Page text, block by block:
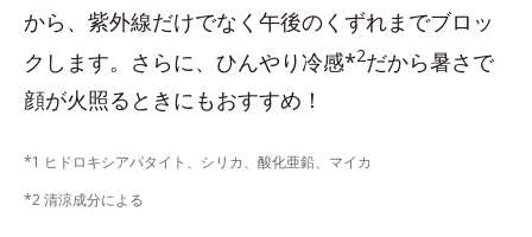
から、紫外線だけでなく午後のくずれまでブロッ
クします。さらに、ひんやり冷感*2だから暑さで
顔が火照るときにもおすすめ！
*1 ヒドロキシアパタイト、シリカ、酸化亜鉛、マイカ
*2 清涼成分による